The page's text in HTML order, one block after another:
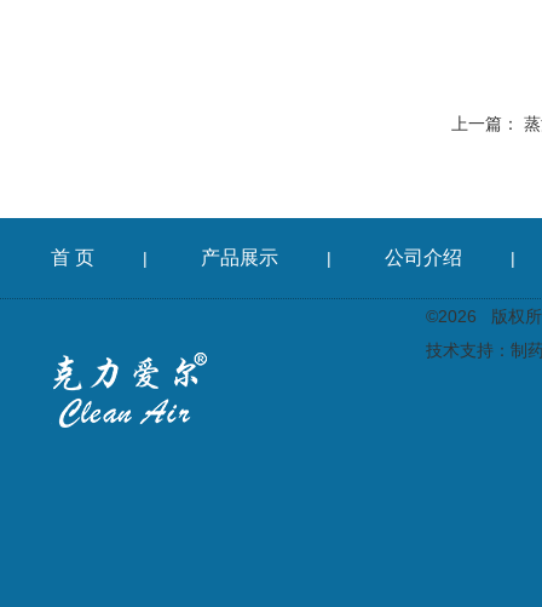
上一篇：
首 页 | 产品展示 | 公司介绍 |
©2026 版权所
技术支持： 制